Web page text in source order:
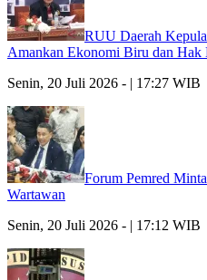
RUU Daerah
Amankan Ekonomi Biru dan Hak
Senin, 20 Juli 2026 - | 17:27 WIB
Forum Pemred
Wartawan
Senin, 20 Juli 2026 - | 17:12 WIB